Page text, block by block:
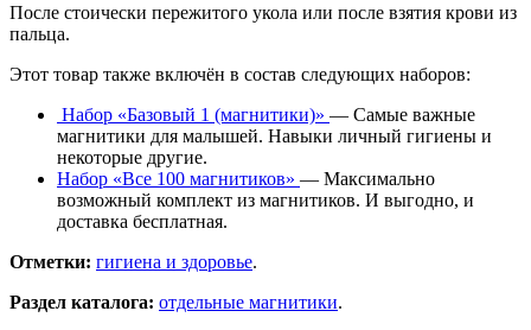
После стоически пережитого укола или после взятия крови из
пальца.
Этот товар также включён в состав следующих наборов:
Набор «Базовый 1 (магнитики)» — Самые важные
магнитики для малышей. Навыки личный гигиены и
некоторые другие.
Набор «Все 100 магнитиков» — Максимально
возможный комплект из магнитиков. И выгодно, и
доставка бесплатная.
Отметки: гигиена и здоровье.
Раздел каталога: отдельные магнитики.